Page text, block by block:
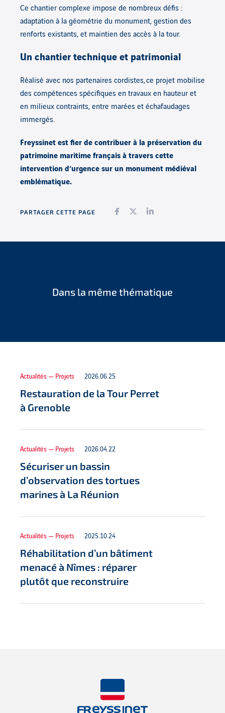
Ce chantier complexe impose de nombreux défis :
adaptation à la géométrie du monument, gestion des
renforts existants, et maintien des accès à la tour.
Un chantier technique et patrimonial
Réalisé avec nos partenaires cordistes, ce projet mobilise
des compétences spécifiques en travaux en hauteur et
en milieux contraints, entre marées et échafaudages
immergés.
Freyssinet est fier de contribuer à la préservation du
patrimoine maritime français à travers cette
intervention d’urgence sur un monument médiéval
emblématique.
PARTAGER CETTE PAGE Facebook
TwitterLinkedIn
Dans la même thématique
Actualités — Projets 2026.06.25
Restauration de la Tour Perret
à Grenoble
Actualités — Projets 2026.04.22
Sécuriser un bassin
d’observation des tortues
marines à La Réunion
Actualités — Projets 2025.10.24
Réhabilitation d’un bâtiment
menacé à Nîmes : réparer
plutôt que reconstruire